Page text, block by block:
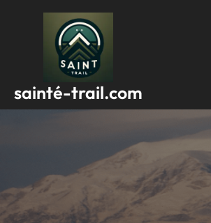
sainté-trail.com